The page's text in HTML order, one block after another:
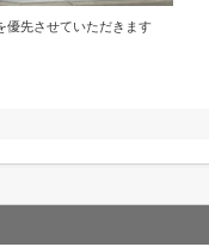
先させていただきます